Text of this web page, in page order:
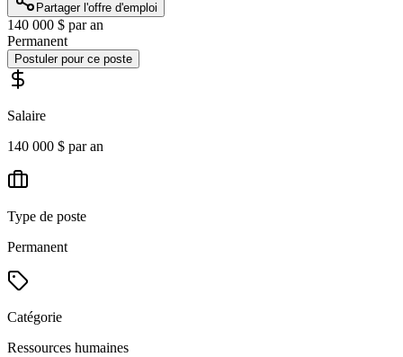
Partager l'offre d'emploi
140 000 $ par an
Permanent
Postuler pour ce poste
Salaire
140 000 $ par an
Type de poste
Permanent
Catégorie
Ressources humaines